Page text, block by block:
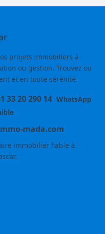
projets immobiliers à
ou gestion. Trouvez ou
et en toute sérénité.
33 20 290 14 WhatsApp
mada.com
immobilier fiable à